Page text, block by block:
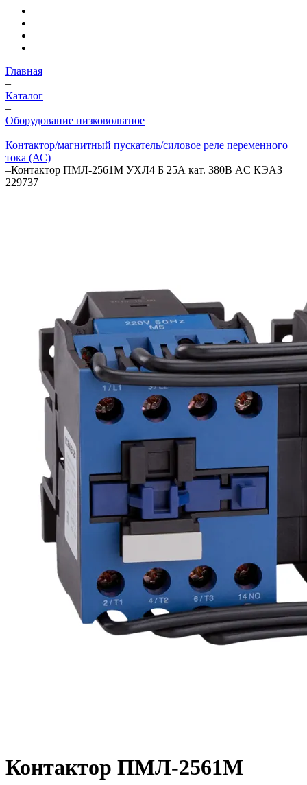
Главная
–
Каталог
–
Оборудование низковольтное
–
Контактор/магнитный пускатель/силовое реле переменного
тока (АС)
–Контактор ПМЛ-2561М УХЛ4 Б 25А кат. 380В AC КЭАЗ
229737
Контактор ПМЛ-2561М